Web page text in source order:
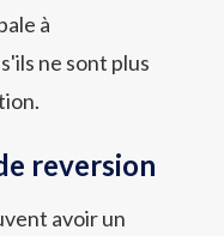
à
ne sont plus
reversion
avoir un